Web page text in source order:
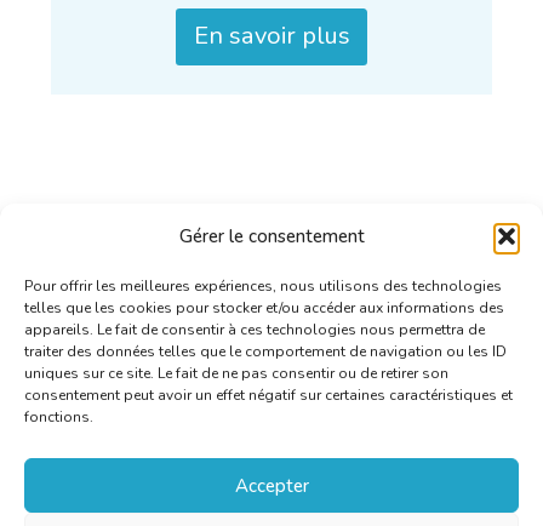
Gérer le consentement
Pour offrir les meilleures expériences, nous utilisons des technologies
telles que les cookies pour stocker et/ou accéder aux informations des
appareils. Le fait de consentir à ces technologies nous permettra de
traiter des données telles que le comportement de navigation ou les ID
uniques sur ce site. Le fait de ne pas consentir ou de retirer son
consentement peut avoir un effet négatif sur certaines caractéristiques et
fonctions.
Accepter
En savoir plus